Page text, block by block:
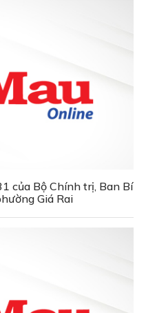
của Bộ Chính trị, Ban Bí
Giá Rai